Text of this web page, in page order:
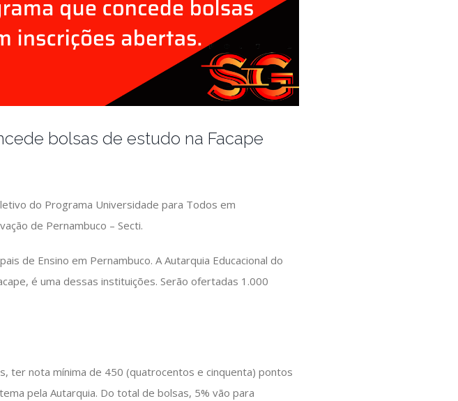
bolsas de estudo na Facape
do Programa Universidade para Todos em
de Pernambuco – Secti.
de Ensino em Pernambuco. A Autarquia Educacional do
é uma dessas instituições. Serão ofertadas 1.000
ter nota mínima de 450 (quatrocentos e cinquenta) pontos
pela Autarquia. Do total de bolsas, 5% vão para